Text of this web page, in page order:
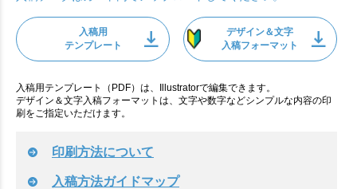
入稿用
テンプレート
デザイン＆文字
入稿フォーマット
入稿用テンプレート（PDF）は、Illustratorで編集できます。
デザイン＆文字入稿フォーマットは、文字や数字などシンプルな内容の印
刷をご指定いただけます。
印刷方法について
入稿方法ガイドマップ